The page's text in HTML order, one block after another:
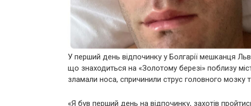
У перший день відпочинку у Болгарії мешканця
що знаходиться на «Золотому березі» поблизу
зламали носа, спричинили струс головного мозку
«Я був перший день на відпочинку, захотів